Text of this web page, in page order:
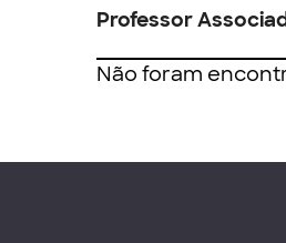
Professor
Não foram